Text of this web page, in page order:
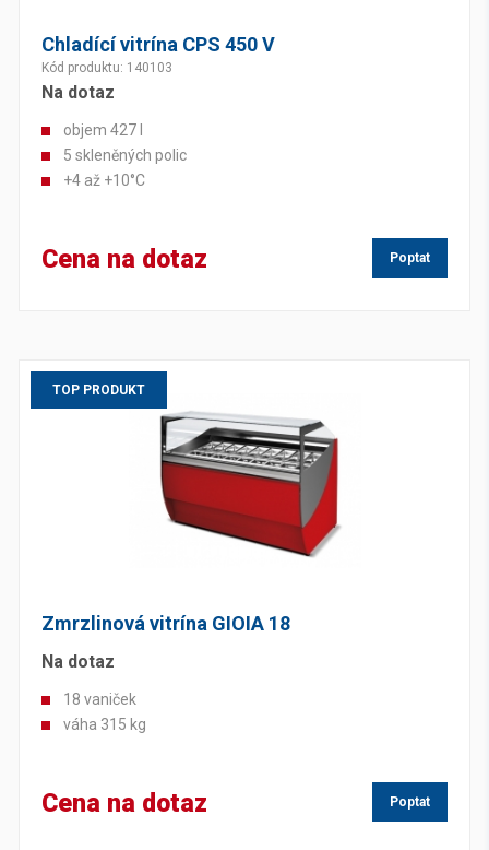
Chladící vitrína CPS 450 V
Kód produktu: 140103
Na dotaz
objem 427 l
5 skleněných polic
+4 až +10°C
Cena na dotaz Poptat
TOP PRODUKT
Zmrzlinová vitrína GIOIA 18
Na dotaz
18 vaniček
váha 315 kg
Cena na dotaz Poptat